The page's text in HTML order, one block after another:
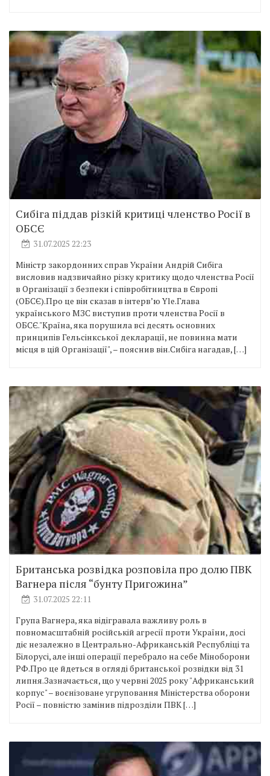
Сибіга піддав різкій критиці членство Росії в
ОБСЄ
31.07.2025 22:23
Міністр закордонних справ України Андрій Сибіга
висловив надзвичайно різку критику щодо членства Росії
в Організації з безпеки і співробітництва в Європі
(ОБСЄ).Про це він сказав в інтервʼю Yle.Глава
українського МЗС виступив проти членства Росії в
ОБСЄ."Країна, яка порушила всі десять основних
принципів Гельсінкської декларації, не повинна мати
місця в цій Організації", – пояснив він.Сибіга нагадав, […]
Британська розвідка розповіла про долю ПВК
Вагнера після “бунту Пригожина”
31.07.2025 22:11
Група Вагнера, яка відігравала важливу роль в
повномасштабній російській агресії проти України, досі
діє незалежно в Центрально-Африканській Республіці та
Білорусі, але інші операції перебрало на себе Міноборони
РФ.Про це йдеться в огляді британської розвідки від 31
липня.Зазначається, що у червні 2025 року "Африканський
корпус" – воєнізоване угруповання Міністерства оборони
Росії – повністю замінив підрозділи ПВК […]